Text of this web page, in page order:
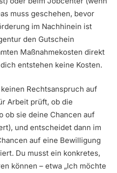
muss geschehen, bevor
im Nachhinein ist
den Gutschein
Maßnahmekosten direkt
entstehen keine Kosten.
Rechtsanspruch auf
Arbeit prüft, ob die
ob sie deine Chancen auf
und entscheidet dann im
auf eine Bewilligung
Du musst ein konkretes,
können – etwa „Ich möchte